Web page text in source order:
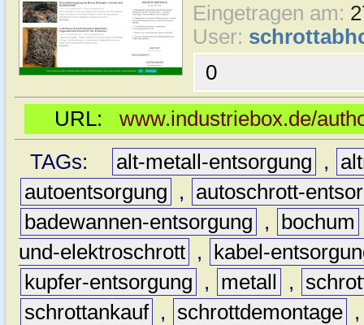
Eingetragen am:
User:
0
URL: www.industriebox.de/
TAGs:
alt-metall-entsorgung ,
autoentsorgung
,
autoschrott-
badewannen-entsorgung
, bochum
und-elektroschrott ,
kabel-
kupfer-entsorgung
, metall ,
schrottankauf , schrottdemontage